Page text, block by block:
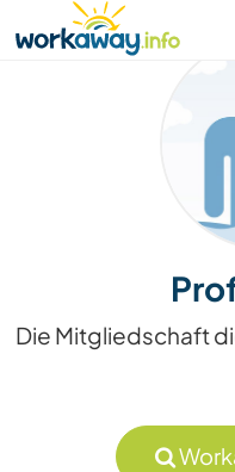
CONTENT
MAIN NAVIGATION
Die Mitgliedschaft